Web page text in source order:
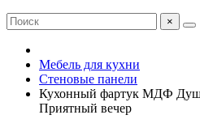
×
Мебель для кухни
Стеновые панели
Кухонный фартук МДФ
Приятный вечер